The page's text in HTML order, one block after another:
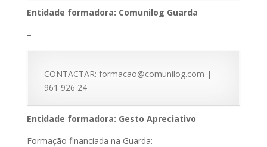
Entidade formadora: Comunilog Guarda
–
CONTACTAR: formacao@comunilog.com |
961 926 24
Entidade formadora: Gesto Apreciativo
Formação financiada na Guarda: